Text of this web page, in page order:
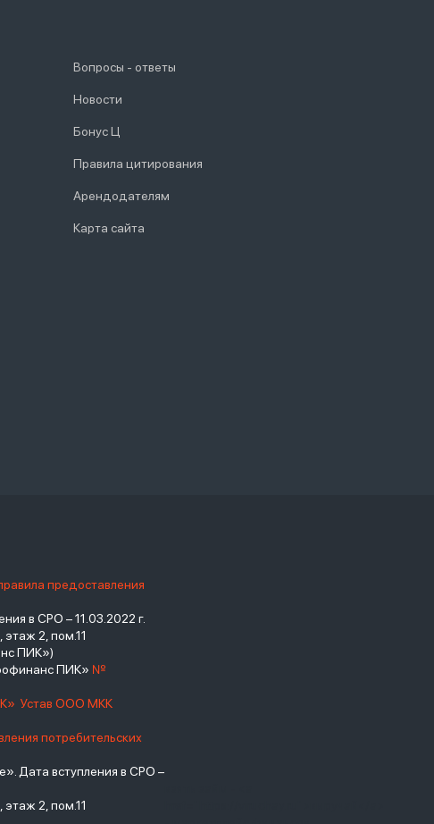
Вопросы - ответы
Новости
Бонус Ц
Правила цитирования
Арендодателям
Карта сайта
предоставления
в СРО – 11.03.2022 г.
2, пом.11
ПИК»)
ПИК» №
Устав ООО МКК
потребительских
Дата вступления в СРО –
2, пом.11